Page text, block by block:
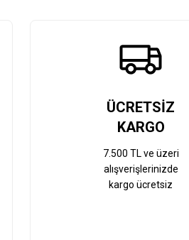
ÜCRETSİZ
KARGO
7.500 TL ve üzeri
alışverişlerinizde
kargo ücretsiz